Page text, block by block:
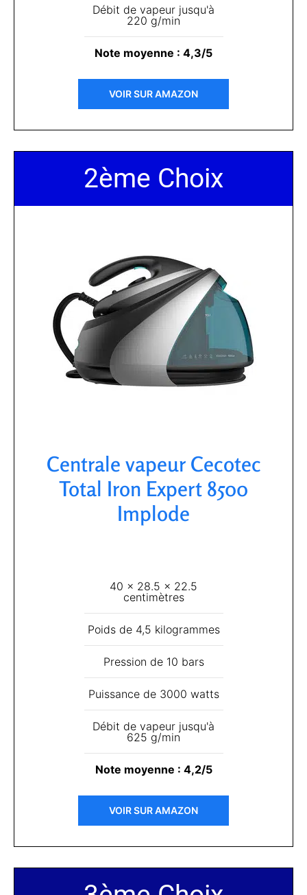
Débit de vapeur jusqu'à
220 g/min
Note moyenne : 4,3/5
VOIR SUR AMAZON
2ème Choix
Centrale vapeur Cecotec
Total Iron Expert 8500
Implode​
40 x 28.5 x 22.5
centimètres
Poids de 4,5 kilogrammes
Pression de 10 bars
Puissance de 3000 watts
Débit de vapeur jusqu'à
625 g/min
Note moyenne : 4,2/5
VOIR SUR AMAZON